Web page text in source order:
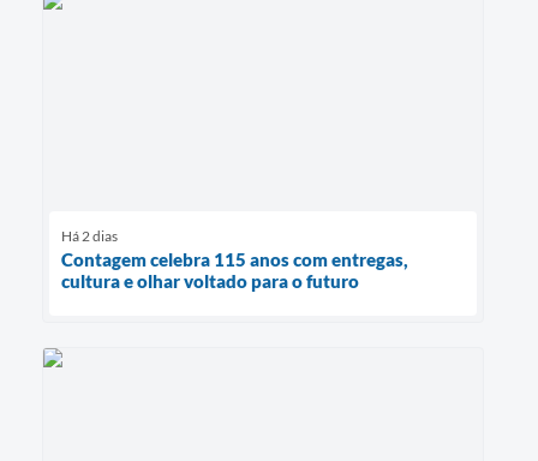
Há 2 dias
Contagem celebra 115 anos com entregas,
cultura e olhar voltado para o futuro